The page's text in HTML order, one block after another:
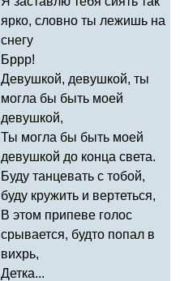
ярко, словно ты лежишь на
снегу
Бррр!
Девушкой, девушкой, ты
могла бы быть моей
девушкой,
Ты могла бы быть моей
девушкой до конца света.
Буду танцевать с тобой,
буду кружить и вертеться,
В этом припеве голос
срывается, будто попал в
вихрь,
Детка...